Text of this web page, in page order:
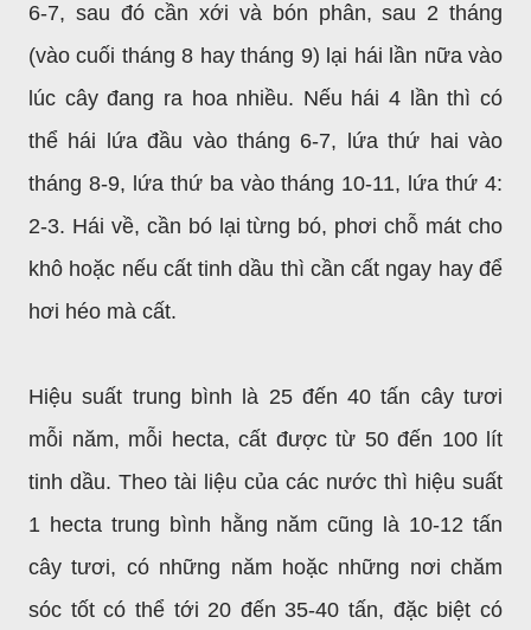
6-7, sau đó cần xới và bón phân, sau 2 tháng
(vào cuối tháng 8 hay tháng 9) lại hái lần nữa vào
lúc cây đang ra hoa nhiều. Nếu hái 4 lần thì có
thể hái lứa đầu vào tháng 6-7, lứa thứ hai vào
tháng 8-9, lứa thứ ba vào tháng 10-11, lứa thứ 4:
2-3. Hái về, cần bó lại từng bó, phơi chỗ mát cho
khô hoặc nếu cất tinh dầu thì cần cất ngay hay để
hơi héo mà cất.
Hiệu suất trung bình là 25 đến 40 tấn cây tươi
mỗi năm, mỗi hecta, cất được từ 50 đến 100 lít
tinh dầu. Theo tài liệu của các nước thì hiệu suất
1 hecta trung bình hằng năm cũng là 10-12 tấn
cây tươi, có những năm hoặc những nơi chăm
sóc tốt có thể tới 20 đến 35-40 tấn, đặc biệt có